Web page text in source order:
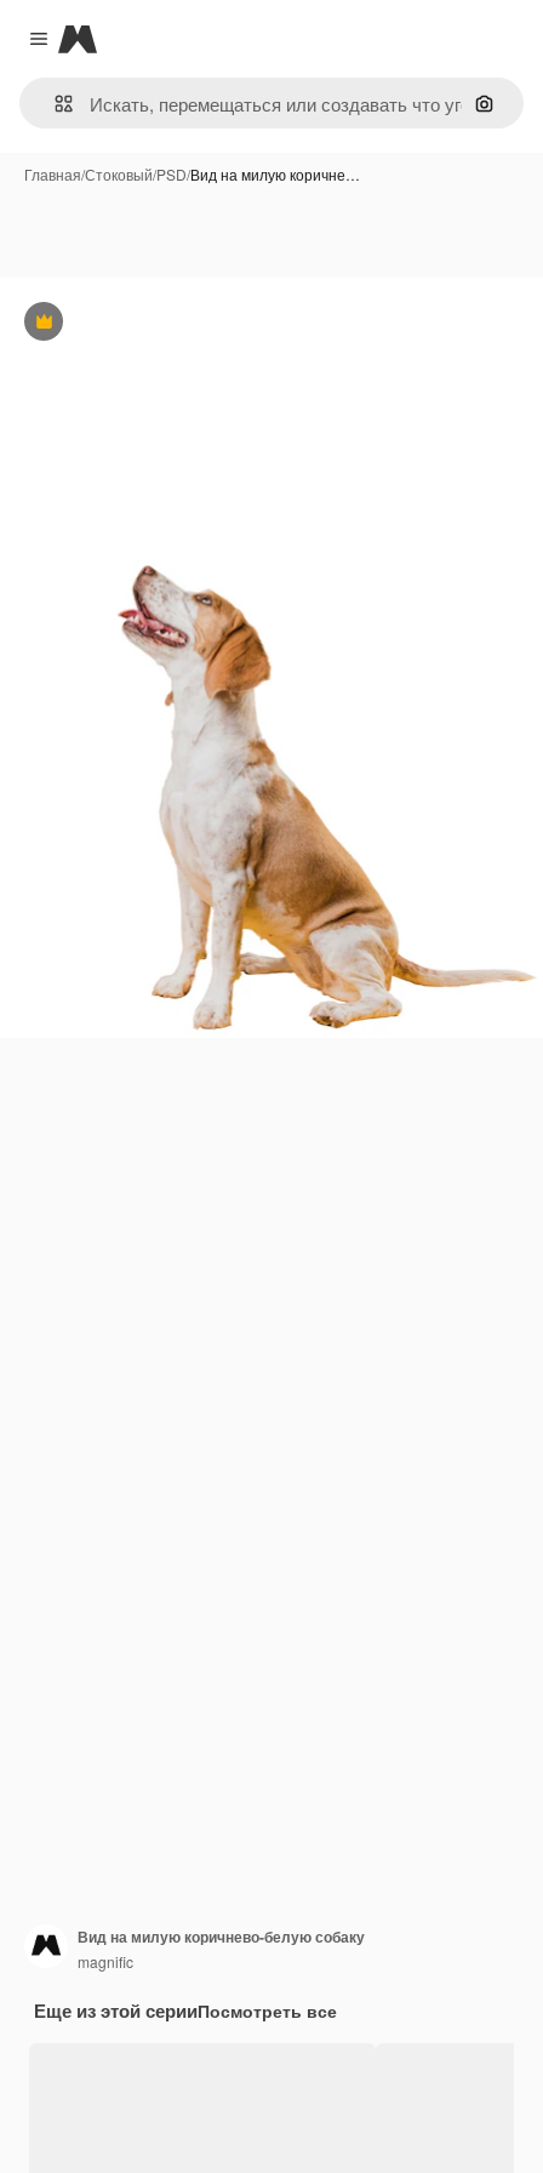
Close menu
Magnific
Поиск
Главная/Стоковый/PSD/Вид на милую коричне…
Премиум
Вид на милую коричнево-белую собаку
magnific
Еще из этой серииПосмотреть все